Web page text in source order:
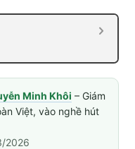
Minh Khôi – Giám
Việt, vào nghề hút
2026